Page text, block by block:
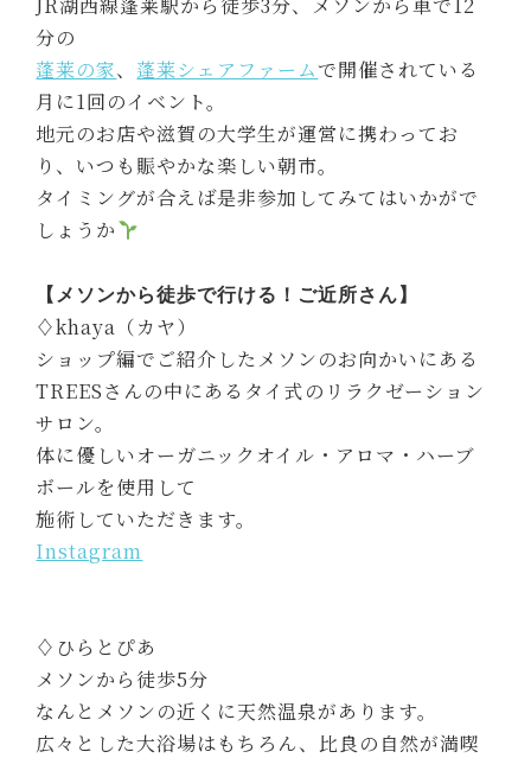
分の
蓬莱の家、 蓬莱シェアファームで開催されている
月に1回のイベント。
地元のお店や滋賀の大学生が運営に携わってお
り、いつも賑やかな楽しい朝市。
タイミングが合えば是非参加してみてはいかがで
しょうか
【メソンから徒歩で行ける！ご近所さん】
♢khaya（カヤ）
ショップ編でご紹介したメソンのお向かいにある
TREESさんの中にあるタイ式のリラクゼーション
サロン。
体に優しいオーガニックオイル・アロマ・ハーブ
ボールを使用して
施術していただきます。
Instagram
♢ひらとぴあ
メソンから徒歩5分
なんとメソンの近くに天然温泉があります。
広々とした大浴場はもちろん、比良の自然が満喫